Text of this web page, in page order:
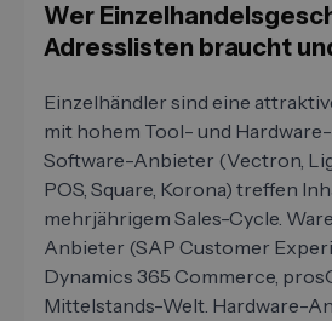
Wer
Adresslisten braucht
Einzelhändler sind eine
mit hohem Tool- und
Software-Anbieter (Vectron,
POS, Square, Korona) treffen
mehrjährigem Sales-Cycle.
Anbieter (SAP Customer
Dynamics 365 Commerce,
Mittelstands-Welt. Hardware-